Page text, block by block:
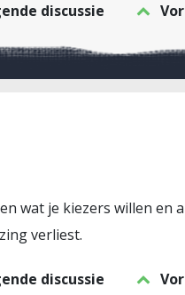
discussie
wat je kiezers willen
verliest.
discussie